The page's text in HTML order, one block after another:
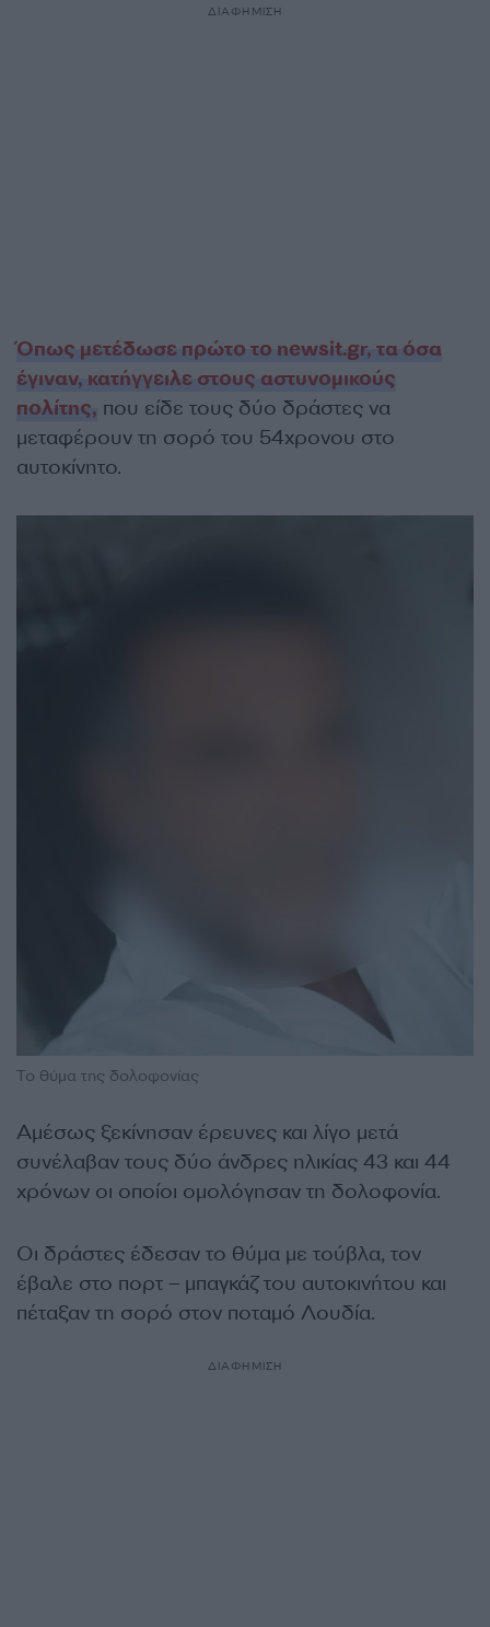
ΔΙΑΦΗΜΙΣΗ
Όπως μετέδωσε πρώτο το newsit.gr, τα όσα
έγιναν, κατήγγειλε στους αστυνομικούς
πολίτης, που είδε τους δύο δράστες να
μεταφέρουν τη σορό του 54χρονου στο
αυτοκίνητο.
Το θύμα της δολοφονίας
Αμέσως ξεκίνησαν έρευνες και λίγο μετά
συνέλαβαν τους δύο άνδρες ηλικίας 43 και 44
χρόνων οι οποίοι ομολόγησαν τη δολοφονία.
Οι δράστες έδεσαν το θύμα με τούβλα, τον
έβαλε στο πορτ – μπαγκάζ του αυτοκινήτου και
πέταξαν τη σορό στον ποταμό Λουδία.
ΔΙΑΦΗΜΙΣΗ